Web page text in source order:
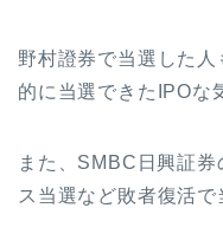
野村證券で当選した
的に当選できたIPOな
また、SMBC日興証
ス当選など敗者復活で